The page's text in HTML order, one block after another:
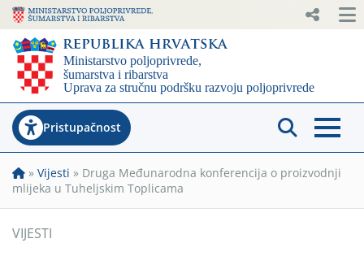
Pristupačnost
» Vijesti » Druga Međunarodna konferencija o proizvodnji
mlijeka u Tuheljskim Toplicama
VIJESTI